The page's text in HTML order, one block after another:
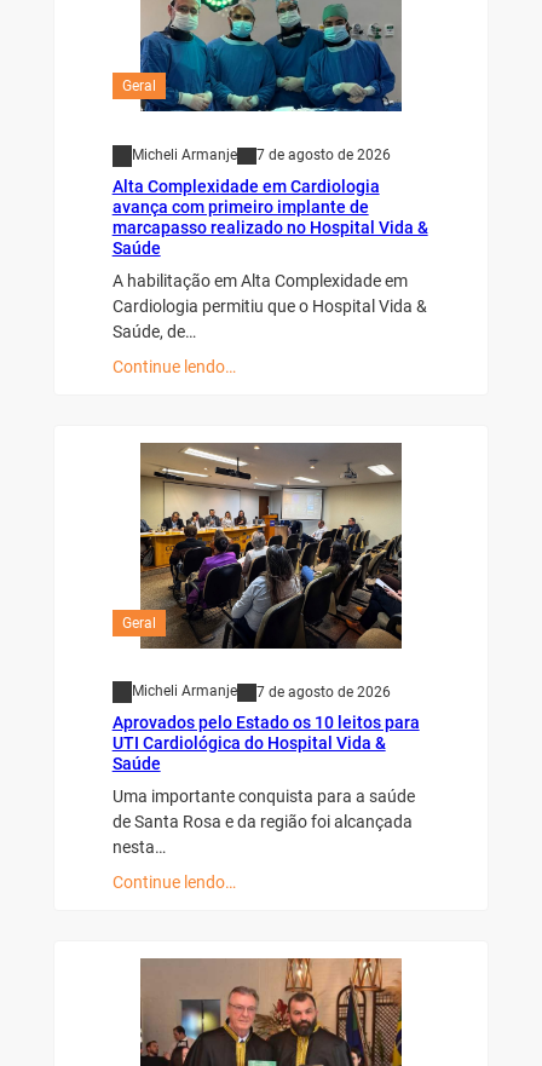
Geral
Micheli Armanje 7 de agosto de 2026
Alta Complexidade em Cardiologia
avança com primeiro implante de
marcapasso realizado no Hospital Vida &
Saúde
A habilitação em Alta Complexidade em
Cardiologia permitiu que o Hospital Vida &
Saúde, de…
Continue lendo…
Geral
Micheli Armanje 7 de agosto de 2026
Aprovados pelo Estado os 10 leitos para
UTI Cardiológica do Hospital Vida &
Saúde
Uma importante conquista para a saúde
de Santa Rosa e da região foi alcançada
nesta…
Continue lendo…